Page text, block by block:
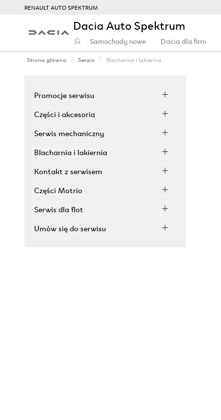
RENAULT AUTO SPEKTRUM
Dacia Auto Spektrum
Samochody nowe Dacia dla firm
Strona główna Serwis Blacharnia i lakiernia
Promocje serwisu
Części i akcesoria
Serwis mechaniczny
Blacharnia i lakiernia
Kontakt z serwisem
Części Motrio
Serwis dla flot
Umów się do serwisu